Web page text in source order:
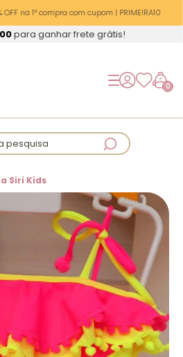
OFF na 1ª compra com cupom | PRIMEIRA10
para ganhar frete grátis!
0
pesquisa
Siri Kids